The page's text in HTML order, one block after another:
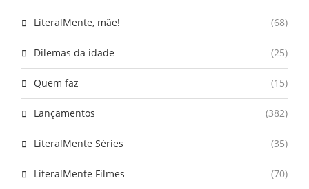
LiteralMente, mãe! (68)
Dilemas da idade (25)
Quem faz (15)
Lançamentos (382)
LiteralMente Séries (35)
LiteralMente Filmes (70)